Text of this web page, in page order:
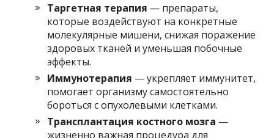
Таргетная терапия — препараты,
которые воздействуют на конкретные
молекулярные мишени, снижая поражение
здоровых тканей и уменьшая побочные
эффекты.
Иммунотерапия — укрепляет иммунитет,
помогает организму самостоятельно
бороться с опухолевыми клетками.
Трансплантация костного мозга —
жизненно важная процедура для